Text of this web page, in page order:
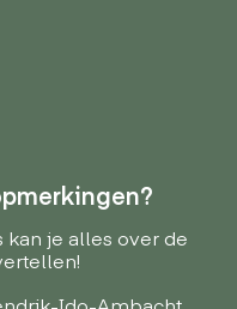
kan je alles over de